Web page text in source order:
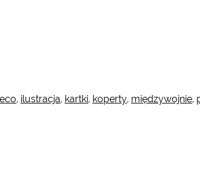
, ilustracja, kartki, koperty, międzywojnie,